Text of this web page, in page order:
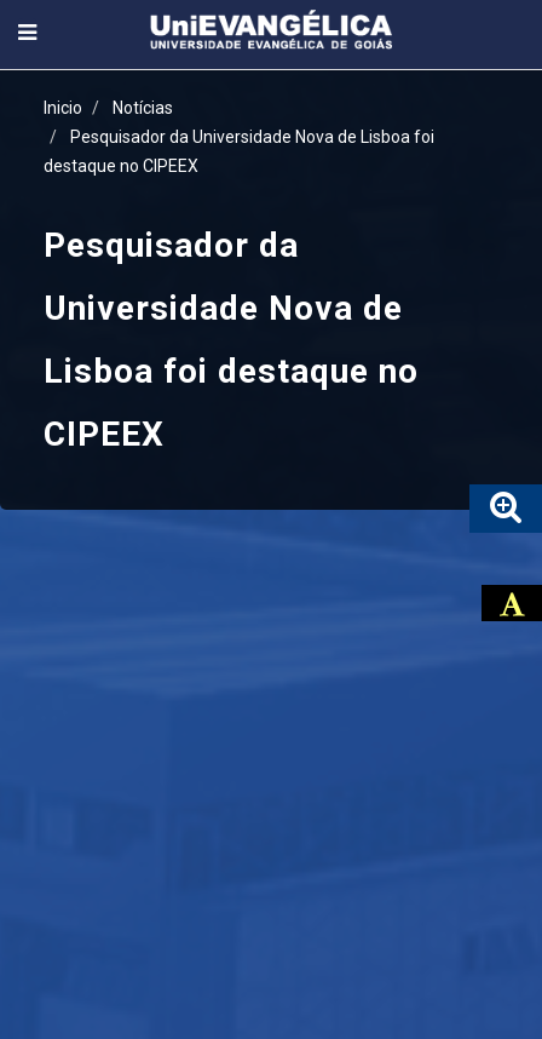
Inicio
Notícias
Pesquisador da Universidade Nova de Lisboa foi
destaque no CIPEEX
Pesquisador da
Universidade Nova de
Lisboa foi destaque no
CIPEEX